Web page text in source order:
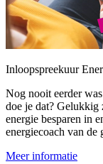
Inloopspreekuur
Nog nooit eerder
doe je dat? Gelukkig
energie besparen in
energiecoach van de
Meer informatie